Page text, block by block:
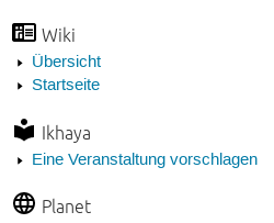
Wiki
Übersicht
Startseite
Ikhaya
Eine Veranstaltung vorschlagen
Planet